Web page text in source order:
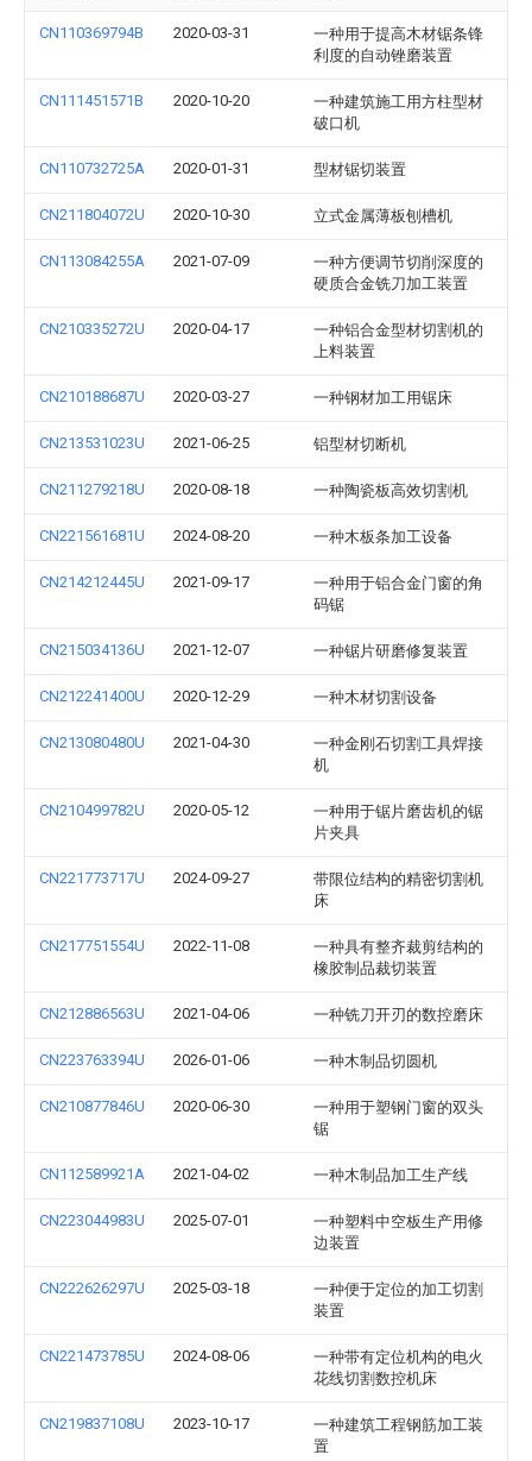
CN110369794B 2020-03-31
一种用于提高木材锯条锋
利度的自动锉磨装置
CN111451571B 2020-10-20
一种建筑施工用方柱型材
破口机
CN110732725A 2020-01-31 型材锯切装置
CN211804072U 2020-10-30 立式金属薄板刨槽机
CN113084255A 2021-07-09
一种方便调节切削深度的
硬质合金铣刀加工装置
CN210335272U 2020-04-17
一种铝合金型材切割机的
上料装置
CN210188687U 2020-03-27 一种钢材加工用锯床
CN213531023U 2021-06-25 铝型材切断机
CN211279218U 2020-08-18 一种陶瓷板高效切割机
CN221561681U 2024-08-20 一种木板条加工设备
CN214212445U 2021-09-17
一种用于铝合金门窗的角
码锯
CN215034136U 2021-12-07 一种锯片研磨修复装置
CN212241400U 2020-12-29 一种木材切割设备
CN213080480U 2021-04-30
一种金刚石切割工具焊接
机
CN210499782U 2020-05-12
一种用于锯片磨齿机的锯
片夹具
CN221773717U 2024-09-27
带限位结构的精密切割机
床
CN217751554U 2022-11-08
一种具有整齐裁剪结构的
橡胶制品裁切装置
CN212886563U 2021-04-06 一种铣刀开刃的数控磨床
CN223763394U 2026-01-06 一种木制品切圆机
CN210877846U 2020-06-30
一种用于塑钢门窗的双头
锯
CN112589921A 2021-04-02 一种木制品加工生产线
CN223044983U 2025-07-01
一种塑料中空板生产用修
边装置
CN222626297U 2025-03-18
一种便于定位的加工切割
装置
CN221473785U 2024-08-06
一种带有定位机构的电火
花线切割数控机床
CN219837108U 2023-10-17
一种建筑工程钢筋加工装
置